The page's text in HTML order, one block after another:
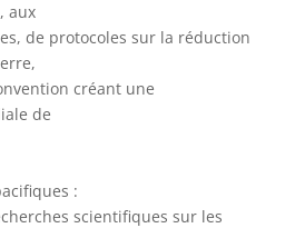
aux
de protocoles sur la réduction
créant une
de
:
scientifiques sur les